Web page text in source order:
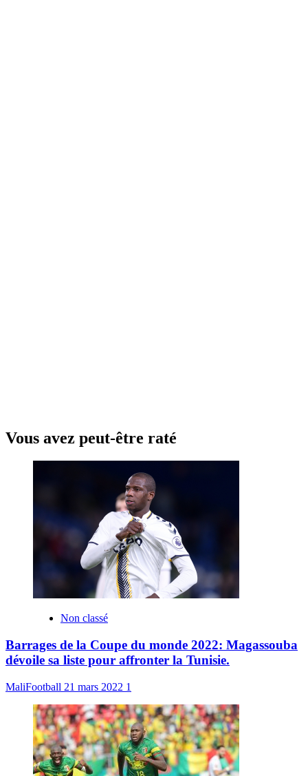
Vous avez peut-être raté
Non classé
Barrages de la Coupe du monde 2022: Magassouba
dévoile sa liste pour affronter la Tunisie.
MaliFootball 21 mars 2022 1